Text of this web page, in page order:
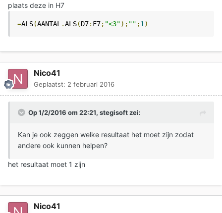
plaats deze in H7
=ALS(AANTAL.ALS(D7: F7; "<3"); "" ;1)
Nico41
Geplaatst: 2 februari 2016
Op 1/2/2016 om 22:21, stegisoft zei:
Kan je ook zeggen welke resultaat het moet zijn zodat
andere ook kunnen helpen?
het resultaat moet 1 zijn
Nico41